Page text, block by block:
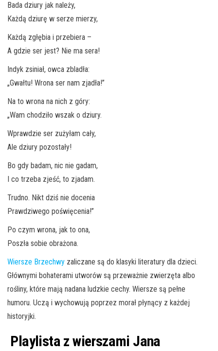
Bada dziury jak należy,
Każdą dziurę w serze mierzy,
Każdą zgłębia i przebiera –
A gdzie ser jest? Nie ma sera!
Indyk zsiniał, owca zbladła:
„Gwałtu! Wrona ser nam zjadła!”
Na to wrona na nich z góry:
„Wam chodziło wszak o dziury.
Wprawdzie ser zużyłam cały,
Ale dziury pozostały!
Bo gdy badam, nic nie gadam,
I co trzeba zjeść, to zjadam.
Trudno. Nikt dziś nie docenia
Prawdziwego poświęcenia!”
Po czym wrona, jak to ona,
Poszła sobie obrażona.
Wiersze Brzechwy zaliczane są do klasyki literatury dla dzieci.
Głównymi bohaterami utworów są przeważnie zwierzęta albo
rośliny, które mają nadana ludzkie cechy. Wiersze są pełne
humoru. Uczą i wychowują poprzez morał płynący z każdej
historyjki.
Playlista z wierszami Jana